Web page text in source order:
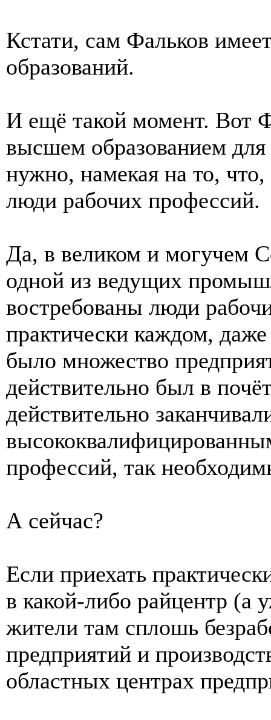
Кстати, сам Фальков
образований.
И ещё такой момент. Вот
высшем образованием для
нужно, намекая на то,
люди рабочих профессий.
Да, в великом и могучем
одной из ведущих
востребованы люди
практически каждом,
было множество
действительно был в
действительно
профессий, так
А сейчас?
Если приехать
в какой-либо райцентр (а
жители там сплошь
предприятий и
областных центрах